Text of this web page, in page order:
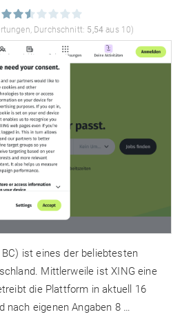
Durchschnitt: 5,54aus 10)
ist eines der beliebtesten
Mittlerweile ist XING eine
die Plattform in aktuell 16
nach eigenen Angaben 8 …